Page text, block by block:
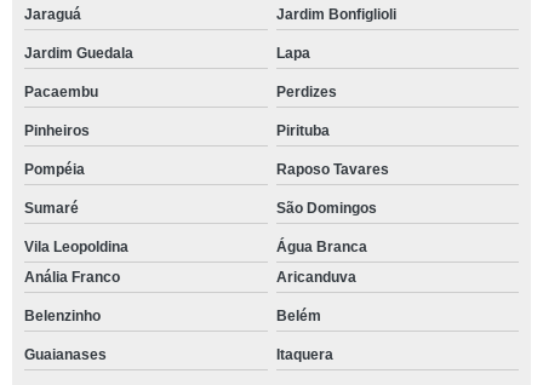
Jaraguá Jardim Bonfiglioli
Jardim Guedala Lapa
Pacaembu Perdizes
Pinheiros Pirituba
Pompéia Raposo Tavares
Sumaré São Domingos
Vila Leopoldina
Água Branca
Anália Franco
Aricanduva
Belenzinho Belém
Guaianases Itaquera